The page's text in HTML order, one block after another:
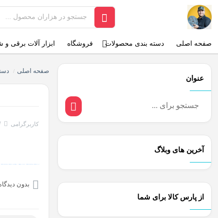
صفحه اصلی دسته بندی محصولات فروشگاه ابزار آلات برقی و
عنوان
آخرین های وبلاگ
از پارس کالا برای شما
صفحه اصلی /
کاربرگرامی
بدون